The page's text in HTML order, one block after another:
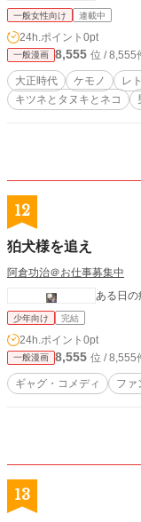
一般女性向け 連載中
24h.ポイント 0pt
一般漫画 8,555 位 / 8,555
大正時代 ケモノ レ
キツネとタヌキとネコ
12
狛犬様を追え
阿倉功治＠お仕事募集中
ある日の
少年向け 完結
24h.ポイント 0pt
一般漫画 8,555 位 / 8,555
ギャグ・コメディ ファ
13